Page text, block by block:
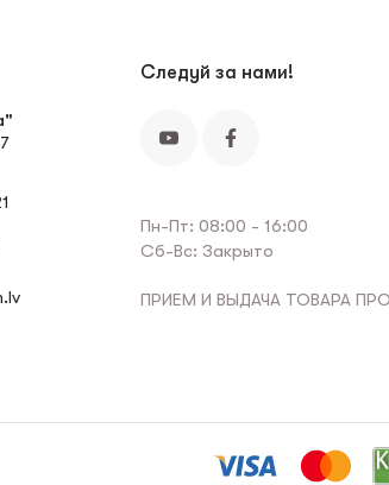
Следуй за нами!
Пн-Пт: 08:00 - 16:00
Сб-Вс: Закрыто
ПРИЕМ И ВЫДАЧА ТОВАРА